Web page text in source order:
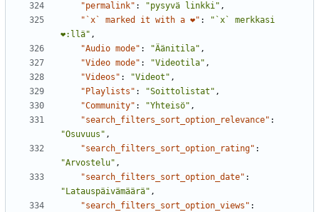
"permalink" : "pysyvä linkki" ,
"`x` marked it with a ❤" :
"`x` merkkasi
❤:llä" ,
"Audio mode" : "Äänitila" ,
"Video mode" : "Videotila" ,
"Videos" : "Videot" ,
"Playlists" : "Soittolistat" ,
"Community" : "Yhteisö" ,
"search_filters_sort_option_relevance" :
"Osuvuus" ,
"search_filters_sort_option_rating" :
"Arvostelu" ,
"search_filters_sort_option_date" :
"Latauspäivämäärä" ,
"search_filters_sort_option_views" :